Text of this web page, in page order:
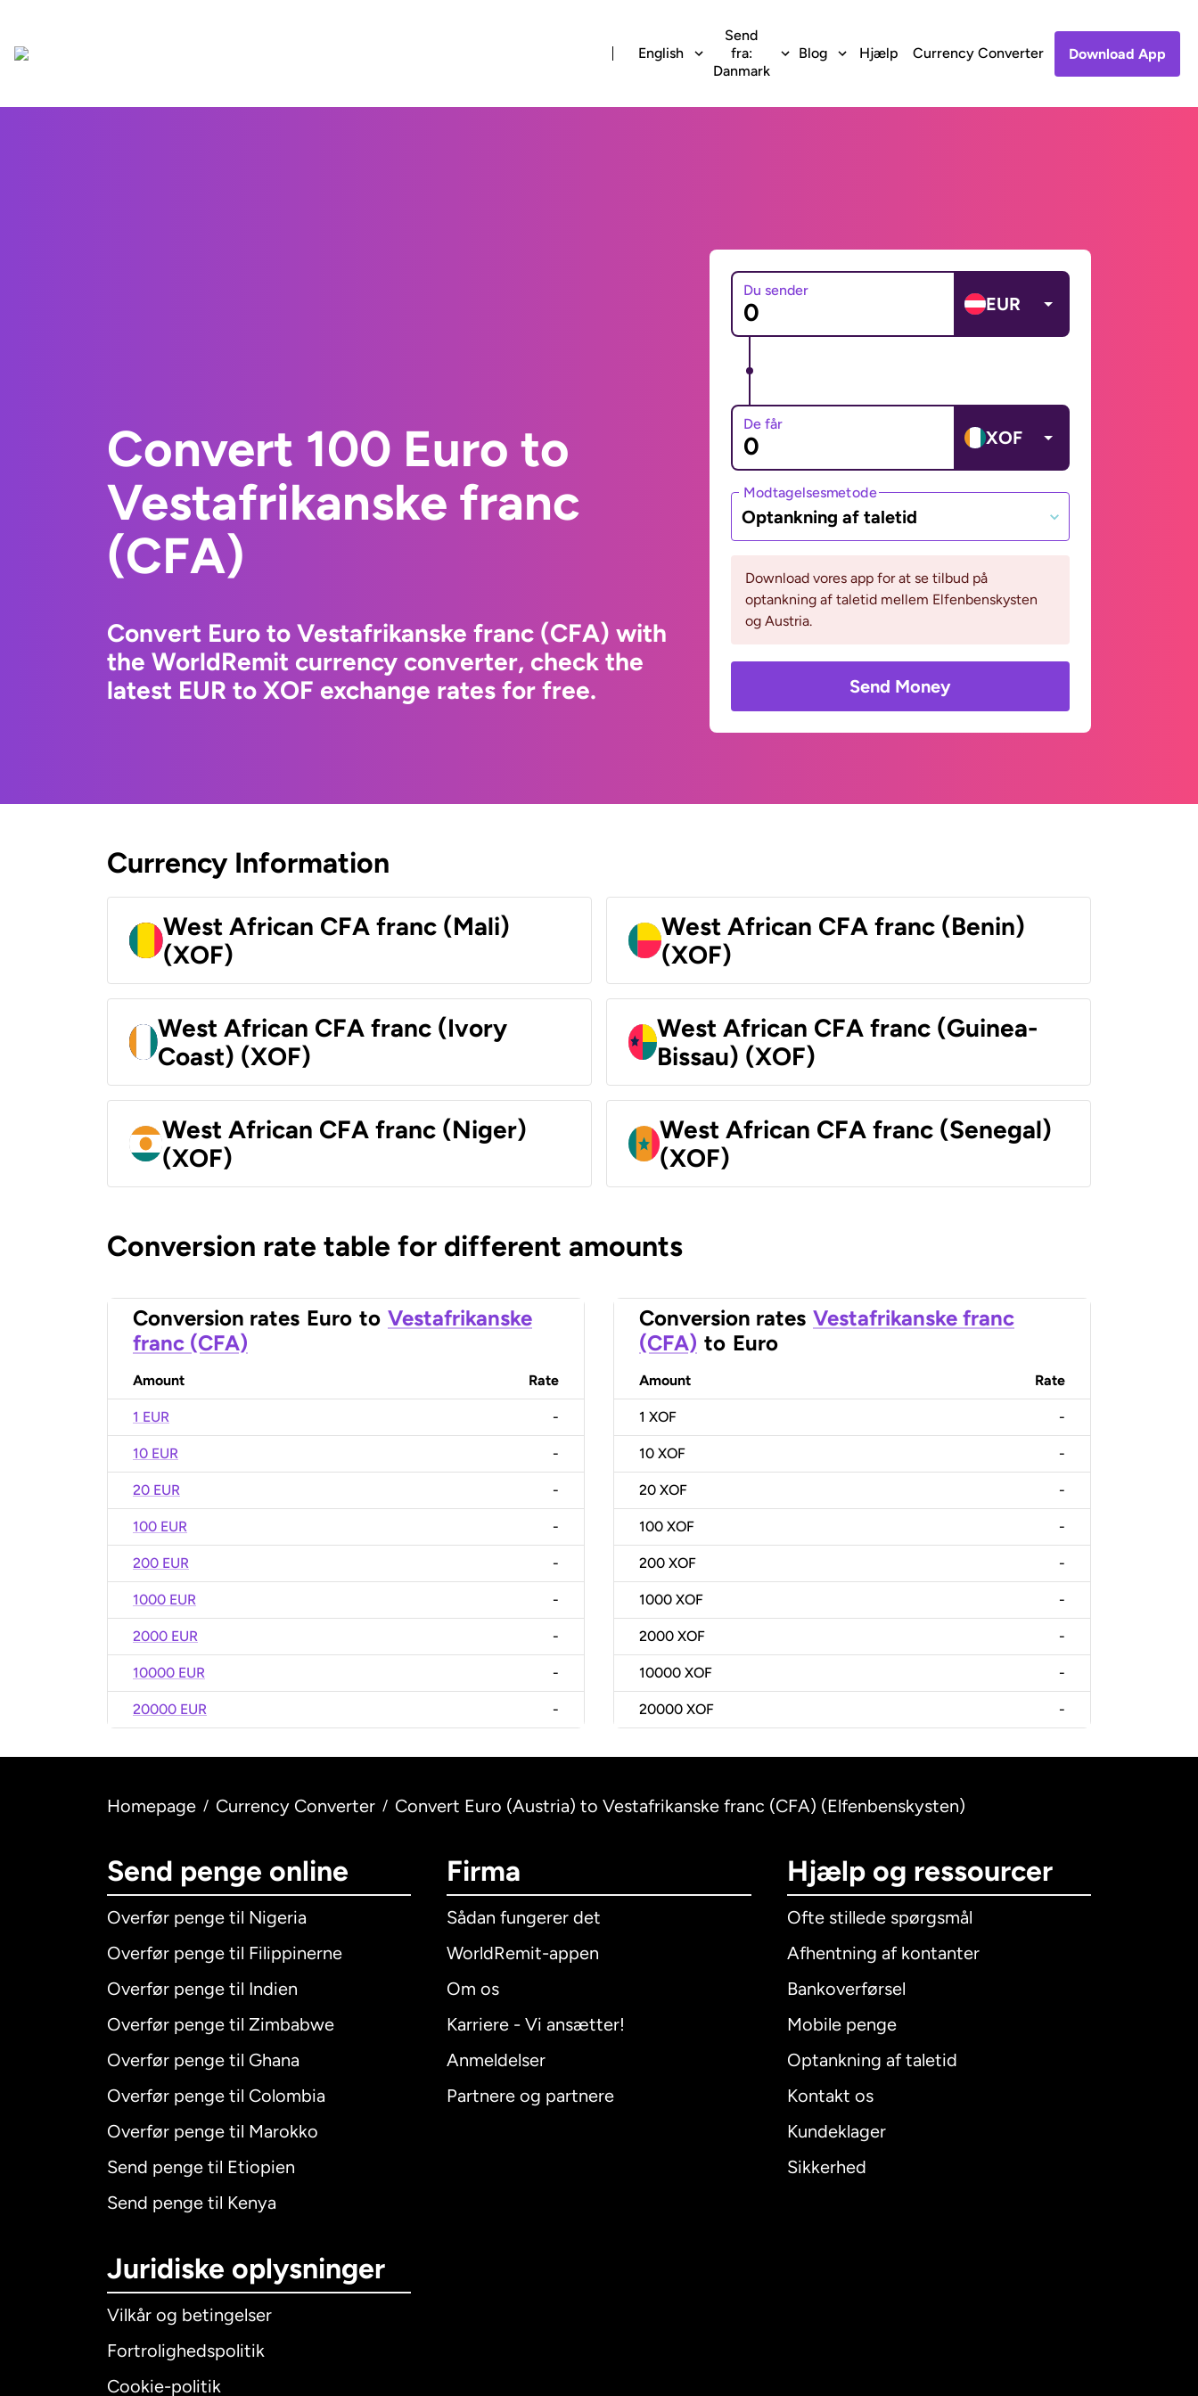
English
Send
fra:
Danmark
Blog Hjælp Currency Converter Download App
Convert 100 Euro to
Vestafrikanske franc
(CFA)
Convert Euro to Vestafrikanske franc (CFA) with
the WorldRemit currency converter, check the
latest EUR to XOF exchange rates for free.
Du sender
EUR
De får
XOF
Modtagelsesmetode
Optankning af taletid
Download vores app for at se tilbud på
optankning af taletid mellem Elfenbenskysten
og Austria.
Send Money
Currency Information
West African CFA franc (Mali)
(XOF)
West African CFA franc (Benin)
(XOF)
West African CFA franc (Ivory
Coast) (XOF)
West African CFA franc (Guinea-
Bissau) (XOF)
West African CFA franc (Niger)
(XOF)
West African CFA franc (Senegal)
(XOF)
Conversion rate table for different amounts
Conversion rates Euro to Vestafrikanske
franc (CFA)
Amount Rate
1 EUR -
10 EUR -
20 EUR -
100 EUR -
200 EUR -
1000 EUR -
2000 EUR -
10000 EUR -
20000 EUR -
Conversion rates Vestafrikanske franc
(CFA) to Euro
Amount Rate
1 XOF -
10 XOF -
20 XOF -
100 XOF -
200 XOF -
1000 XOF -
2000 XOF -
10000 XOF -
20000 XOF -
Homepage / Currency Converter / Convert Euro (Austria) to Vestafrikanske franc (CFA) (Elfenbenskysten)
Send penge online
Overfør penge til Nigeria
Overfør penge til Filippinerne
Overfør penge til Indien
Overfør penge til Zimbabwe
Overfør penge til Ghana
Overfør penge til Colombia
Overfør penge til Marokko
Send penge til Etiopien
Send penge til Kenya
Firma
Sådan fungerer det
WorldRemit-appen
Om os
Karriere - Vi ansætter!
Anmeldelser
Partnere og partnere
Hjælp og ressourcer
Ofte stillede spørgsmål
Afhentning af kontanter
Bankoverførsel
Mobile penge
Optankning af taletid
Kontakt os
Kundeklager
Sikkerhed
Juridiske oplysninger
Vilkår og betingelser
Fortrolighedspolitik
Cookie-politik